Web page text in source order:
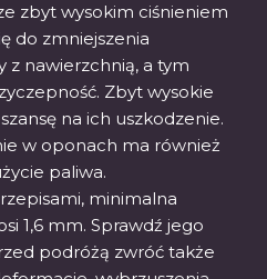
zbyt wysokim ciśnieniem
do zmniejszenia
z nawierzchnią, a tym
Zbyt wysokie
na ich uszkodzenie.
w oponach ma również
paliwa.
minimalna
1,6 mm. Sprawdź jego
podróżą zwróć także